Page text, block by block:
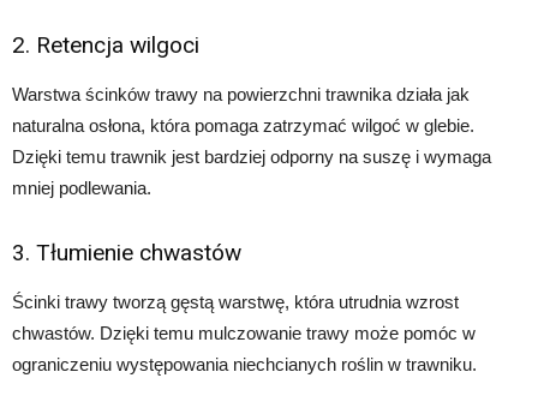
2. Retencja wilgoci
Warstwa ścinków trawy na powierzchni trawnika działa jak
naturalna osłona, która pomaga zatrzymać wilgoć w glebie.
Dzięki temu trawnik jest bardziej odporny na suszę i wymaga
mniej podlewania.
3. Tłumienie chwastów
Ścinki trawy tworzą gęstą warstwę, która utrudnia wzrost
chwastów. Dzięki temu mulczowanie trawy może pomóc w
ograniczeniu występowania niechcianych roślin w trawniku.